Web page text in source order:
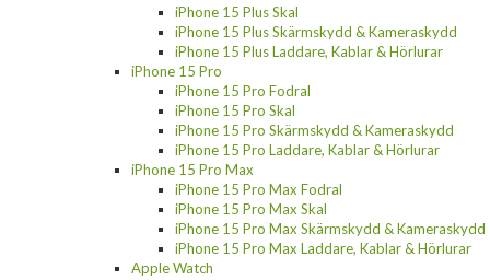
iPhone 15 Plus Skal
iPhone 15 Plus Skärmskydd & Kameraskydd
iPhone 15 Plus Laddare, Kablar & Hörlurar
iPhone 15 Pro
iPhone 15 Pro Fodral
iPhone 15 Pro Skal
iPhone 15 Pro Skärmskydd & Kameraskydd
iPhone 15 Pro Laddare, Kablar & Hörlurar
iPhone 15 Pro Max
iPhone 15 Pro Max Fodral
iPhone 15 Pro Max Skal
iPhone 15 Pro Max Skärmskydd & Kameraskydd
iPhone 15 Pro Max Laddare, Kablar & Hörlurar
Apple Watch